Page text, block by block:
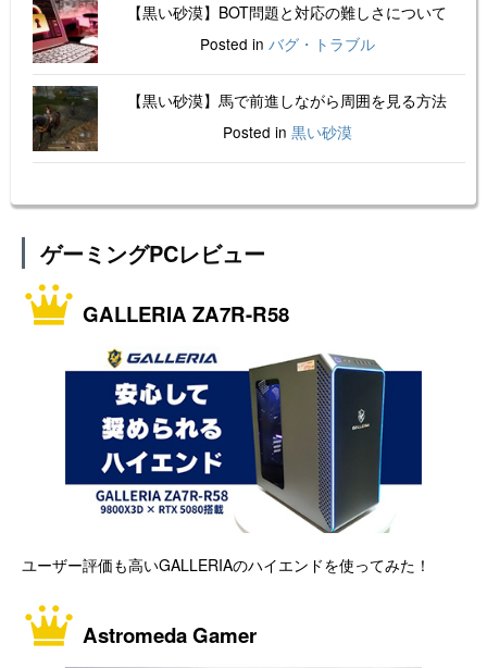
【黒い砂漠】BOT問題と対応の難しさについて
Posted in バグ・トラブル
【黒い砂漠】馬で前進しながら周囲を見る方法
Posted in 黒い砂漠
ゲーミングPCレビュー
GALLERIA ZA7R-R58
ユーザー評価も高いGALLERIAのハイエンドを使ってみた！
Astromeda Gamer